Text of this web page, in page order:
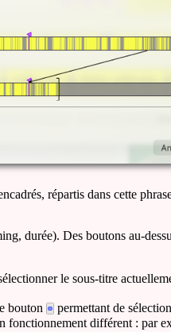
répartis dans cette
durée). Des boutons au-
le sous-titre
bouton permettant de
différent : par